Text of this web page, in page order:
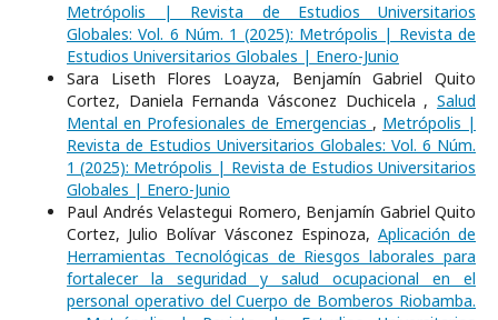
Metrópolis | Revista de Estudios Universitarios
Globales: Vol. 6 Núm. 1 (2025): Metrópolis | Revista de
Estudios Universitarios Globales | Enero-Junio
Sara Liseth Flores Loayza, Benjamín Gabriel Quito
Cortez, Daniela Fernanda Vásconez Duchicela , Salud
Mental en Profesionales de Emergencias , Metrópolis |
Revista de Estudios Universitarios Globales: Vol. 6 Núm.
1 (2025): Metrópolis | Revista de Estudios Universitarios
Globales | Enero-Junio
Paul Andrés Velastegui Romero, Benjamín Gabriel Quito
Cortez, Julio Bolívar Vásconez Espinoza, Aplicación de
Herramientas Tecnológicas de Riesgos laborales para
fortalecer la seguridad y salud ocupacional en el
personal operativo del Cuerpo de Bomberos Riobamba.